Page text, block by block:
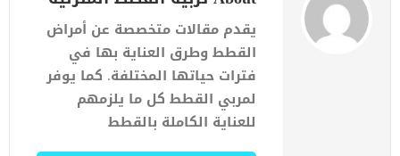
يقدم مقالات متخصصة عن أمراض
القطط وطرق العناية بها في
فترات حياتها المختلفة. كما يوفر
لمربي القطط كل ما يلزمهم
للعناية الكاملة بالقطط